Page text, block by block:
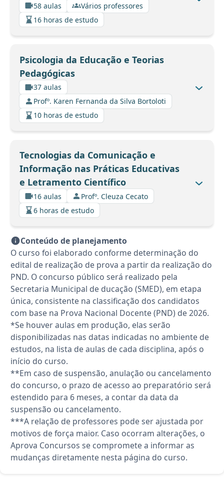
58 aulas
Vários professores
16 horas de estudo
Psicologia da Educação e Teorias
Pedagógicas
37 aulas
Profº. Karen Fernanda da Silva Bortoloti
10 horas de estudo
Tecnologias da Comunicação e
Informação nas Práticas Educativas
e Letramento Científico
16 aulas
Profº. Cleuza Cecato
6 horas de estudo
Conteúdo de planejamento
O curso foi elaborado conforme determinação do
edital de realização de prova a partir da realização do
PND. O concurso público será realizado pela
Secretaria Municipal de ducação (SMED), em etapa
única, consistente na classificação dos candidatos
com base na Prova Nacional Docente (PND) de 2026.
*Se houver aulas em produção, elas serão
disponibilizadas nas datas indicadas no ambiente de
estudos, na lista de aulas de cada disciplina, após o
início do curso.
**Em caso de suspensão, anulação ou cancelamento
do concurso, o prazo de acesso ao preparatório será
estendido para 6 meses, a contar da data da
suspensão ou cancelamento.
***A relação de professores pode ser ajustada por
motivos de força maior. Caso ocorram alterações, o
Aprova Concursos se compromete a informar as
mudanças diretamente nesta página do curso.